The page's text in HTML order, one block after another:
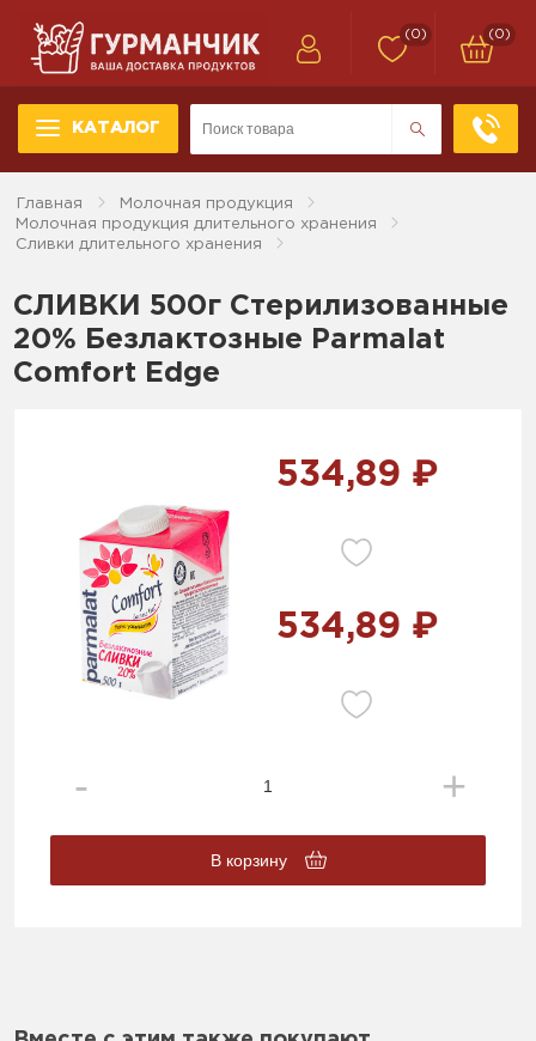
КАТАЛОГ
(0) (0)
Главная
Молочная продукция
Молочная продукция длительного хранения
Сливки длительного хранения
СЛИВКИ 500г Стерилизованные
20% Безлактозные Parmalat
Comfort Edge
534,89 ₽
534,89 ₽
В корзину